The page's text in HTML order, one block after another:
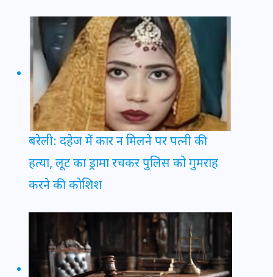
बरेली: दहेज में कार न मिलने पर पत्नी की
हत्या, लूट का ड्रामा रचकर पुलिस को गुमराह
करने की कोशिश